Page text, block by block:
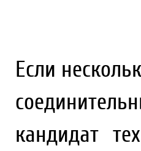
Если
кандидат